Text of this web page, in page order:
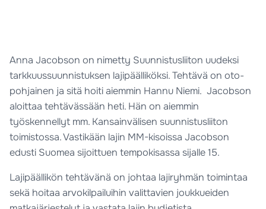
Anna Jacobson on nimetty Suunnistusliiton uudeksi
tarkkuussuunnistuksen lajipäälliköksi. Tehtävä on oto-
pohjainen ja sitä hoiti aiemmin Hannu Niemi. Jacobson
aloittaa tehtävässään heti. Hän on aiemmin
työskennellyt mm. Kansainvälisen suunnistusliiton
toimistossa. Vastikään lajin MM-kisoissa Jacobson
edusti Suomea sijoittuen tempokisassa sijalle 15.
Lajipäällikön tehtävänä on johtaa lajiryhmän toimintaa
sekä hoitaa arvokilpailuihin valittavien joukkueiden